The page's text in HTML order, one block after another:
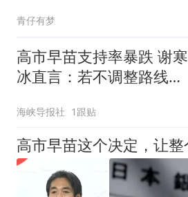
青仔有梦
高市早苗支持率暴跌 谢寒
冰直言：若不调整路线难
海峡导报社 1跟贴